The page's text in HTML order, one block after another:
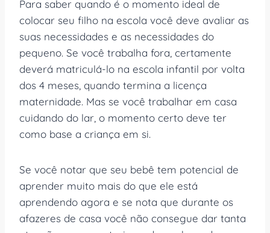
Para saber quando é o momento ideal de
colocar seu filho na escola você deve avaliar as
suas necessidades e as necessidades do
pequeno. Se você trabalha fora, certamente
deverá matriculá-lo na escola infantil por volta
dos 4 meses, quando termina a licença
maternidade. Mas se você trabalhar em casa
cuidando do lar, o momento certo deve ter
como base a criança em si.
Se você notar que seu bebê tem potencial de
aprender muito mais do que ele está
aprendendo agora e se nota que durante os
afazeres de casa você não consegue dar tanta